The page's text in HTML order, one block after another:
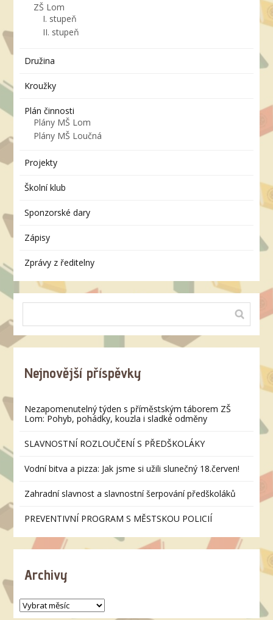
ZŠ Lom
I. stupeň
II. stupeň
Družina
Kroužky
Plán činnosti
Plány MŠ Lom
Plány MŠ Loučná
Projekty
Školní klub
Sponzorské dary
Zápisy
Zprávy z ředitelny
Nejnovější příspěvky
Nezapomenutelný týden s příměstským táborem ZŠ
Lom: Pohyb, pohádky, kouzla i sladké odměny
SLAVNOSTNÍ ROZLOUČENÍ S PŘEDŠKOLÁKY
Vodní bitva a pizza: Jak jsme si užili slunečný 18.červen!
Zahradní slavnost a slavnostní šerpování předškoláků
PREVENTIVNÍ PROGRAM S MĚSTSKOU POLICIÍ
Archivy